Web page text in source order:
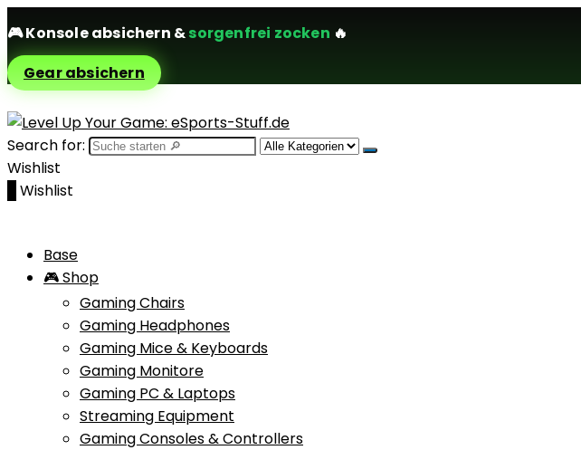
🎮Konsole absichern &sorgenfrei zocken 🔥
Gear absichern
Search for:
Wishlist
Wishlist
Base
🎮 Shop
Gaming Chairs
Gaming Headphones
Gaming Mice & Keyboards
Gaming Monitore
Gaming PC & Laptops
Streaming Equipment
Gaming Consoles & Controllers